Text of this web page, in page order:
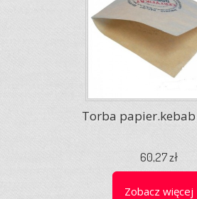
Torba
60,27 zł
Zobacz więcej